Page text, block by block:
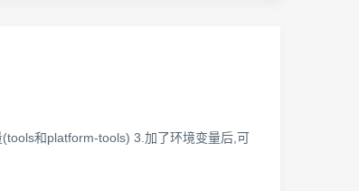
和platform-tools) 3.加了环境变量后,可